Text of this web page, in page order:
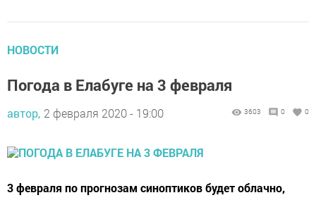
НОВОСТИ
Погода в Елабуге на 3 февраля
автор, 2 февраля 2020 - 19:00 3603 0 0
3 февраля по прогнозам синоптиков будет облачно,